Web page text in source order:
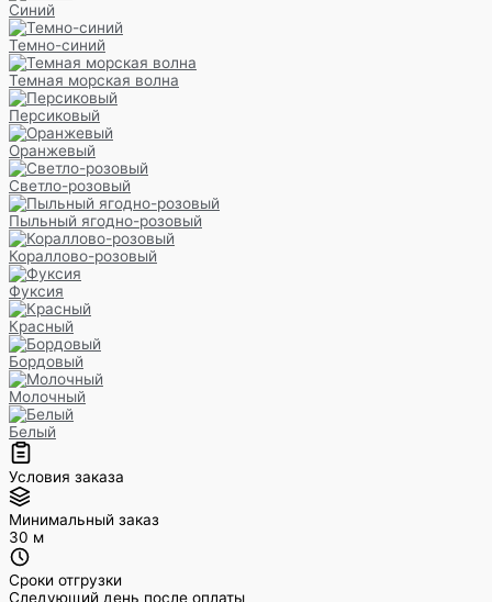
Синий
Темно-синий
Темная морская волна
Персиковый
Оранжевый
Светло-розовый
Пыльный ягодно-розовый
Кораллово-розовый
Фуксия
Красный
Бордовый
Молочный
Белый
Условия заказа
Минимальный заказ
30 м
Сроки отгрузки
Следующий день после оплаты